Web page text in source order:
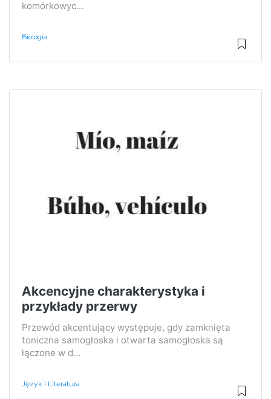
komórkowyc...
Biologia
Akcencyjne charakterystyka i
przykłady przerwy
Przewód akcentujący występuje, gdy zamknięta
toniczna samogłoska i otwarta samogłoska są
łączone w d...
Język I Literatura